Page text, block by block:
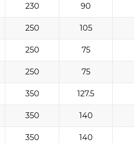
230 90
250 105
250 75
250 75
350 127.5
350 140
350 140